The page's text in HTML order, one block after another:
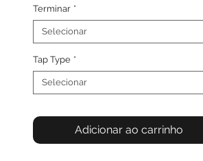
Terminar *
Selecionar
Tap Type *
Selecionar
Adicionar ao carrinho